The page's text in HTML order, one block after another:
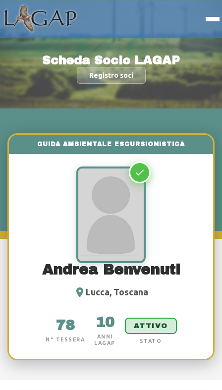
Scheda Socio LAGAP
Registro soci
Andrea Benvenuti
Lucca, Toscana
78
N° TESSERA
10
ANNI
LAGAP
ATTIVO
STATO